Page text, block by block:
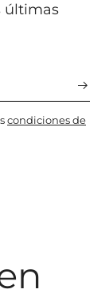
últimas
condiciones de